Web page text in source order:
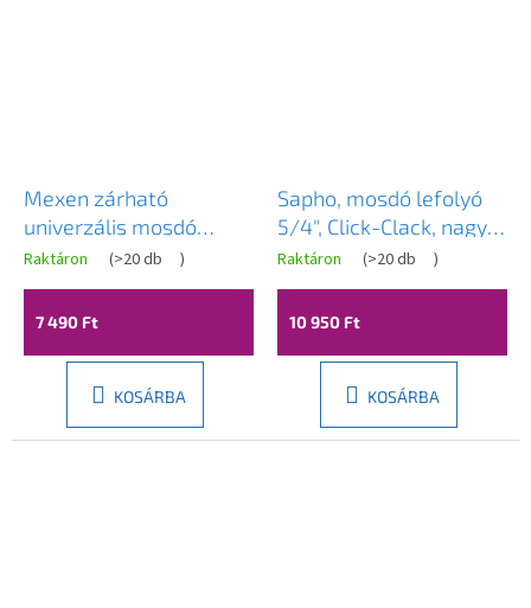
Mexen zárható
univerzális mosdó
lefolyó kör, ClickClack,
arany, 79930-50
Raktáron (>20 db )
7 490 Ft
KOSÁRBA
Sapho, mosdó lefolyó
5/4", Click-Clack, nagy
dugó, 10-55 mm, arany
matt, CV1002GB
Raktáron (>20 db )
10 950 Ft
KOSÁRBA